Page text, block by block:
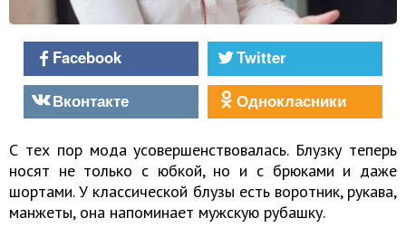
Facebook
Twitter
Вконтакте
Однокласники
С тех пор мода усовершенствовалась. Блузку теперь
носят не только с юбкой, но и с брюками и даже
шортами. У классической блузы есть воротник, рукава,
манжеты, она напоминает мужскую рубашку.